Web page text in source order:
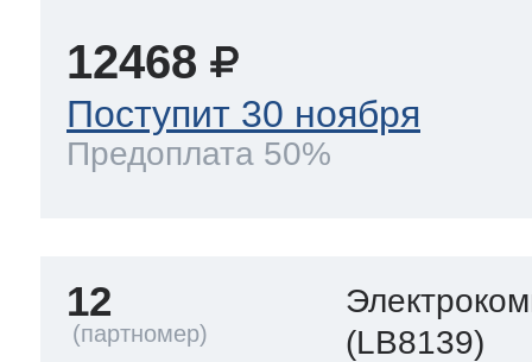
12468
Поступит 30 ноября
Предоплата 50%
12
(LB8139)